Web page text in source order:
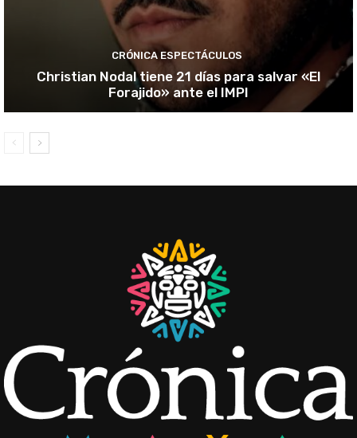
CRÓNICA ESPECTÁCULOS
Christian Nodal tiene 21 días para salvar «El
Forajido» ante el IMPI